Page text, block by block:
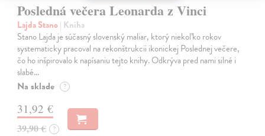
Posledná večera Leonarda z Vinci
Lajda Stano| Kniha
Stano Lajda je súčasný slovenský maliar, ktorý niekoľko rokov
systematicky pracoval na rekonštrukcii ikonickej Poslednej večere,
čo ho inšpirovalo k napísaniu tejto knihy. Odkrýva pred nami silné i
slabé…
Na sklade ?
31,92 €
39,90 € ?